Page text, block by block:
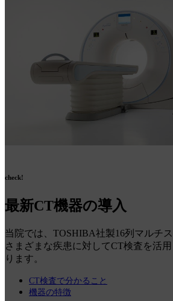
check!
最新CT機器の導入
当院では、TOSHIBA社製16列マルチ
さまざまな疾患に対してCT検査を活
ります。
CT検査で分かること
機器の特徴